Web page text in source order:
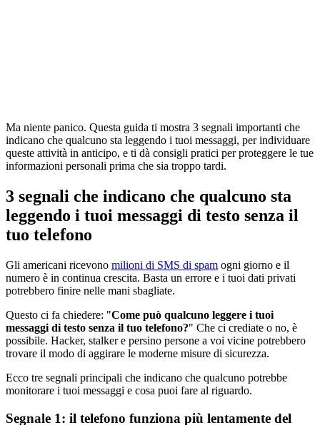
Ma niente panico. Questa guida ti mostra 3 segnali importanti che
indicano che qualcuno sta leggendo i tuoi messaggi, per individuare
queste attività in anticipo, e ti dà consigli pratici per proteggere le tue
informazioni personali prima che sia troppo tardi.
3 segnali che indicano che qualcuno sta
leggendo i tuoi messaggi di testo senza il
tuo telefono
Gli americani ricevono milioni di SMS di spam ogni giorno e il
numero è in continua crescita. Basta un errore e i tuoi dati privati
potrebbero finire nelle mani sbagliate.
Questo ci fa chiedere: "Come può qualcuno leggere i tuoi
messaggi di testo senza il tuo telefono?" Che ci crediate o no, è
possibile. Hacker, stalker e persino persone a voi vicine potrebbero
trovare il modo di aggirare le moderne misure di sicurezza.
Ecco tre segnali principali che indicano che qualcuno potrebbe
monitorare i tuoi messaggi e cosa puoi fare al riguardo.
Segnale 1: il telefono funziona più lentamente del